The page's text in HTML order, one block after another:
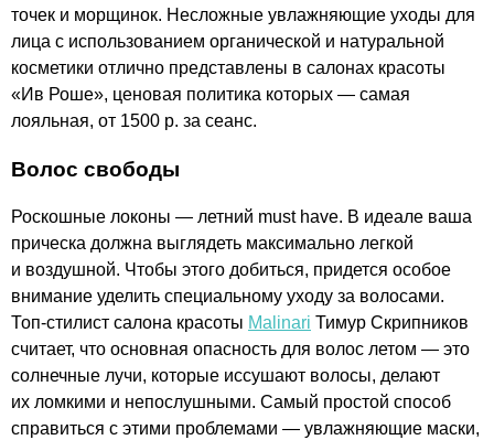
точек и морщинок. Несложные увлажняющие уходы для
лица с использованием органической и натуральной
косметики отлично представлены в салонах красоты
«Ив Роше», ценовая политика которых — самая
лояльная, от 1500 р. за сеанс.
Волос свободы
Роскошные локоны — летний must have. В идеале ваша
прическа должна выглядеть максимально легкой
и воздушной. Чтобы этого добиться, придется особое
внимание уделить специальному уходу за волосами.
Топ-стилист салона красоты Malinari Тимур Скрипников
считает, что основная опасность для волос летом — это
солнечные лучи, которые иссушают волосы, делают
их ломкими и непослушными. Самый простой способ
справиться с этими проблемами — увлажняющие маски,